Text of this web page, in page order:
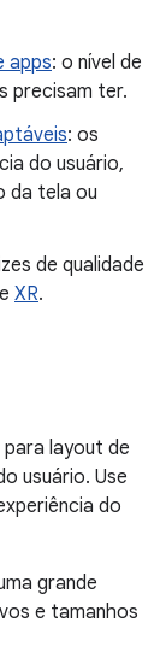
apps: o nível de
precisam ter.
: os
do usuário,
da tela ou
de qualidade
e XR.
layout de
usuário. Use
do
grande
e tamanhos